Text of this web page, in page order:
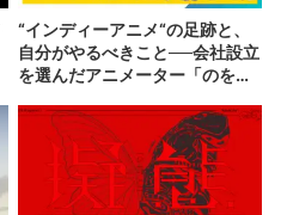
“インディーアニメ“の足跡と、
自分がやるべきこと──会社設立
を選んだアニメーター「のを